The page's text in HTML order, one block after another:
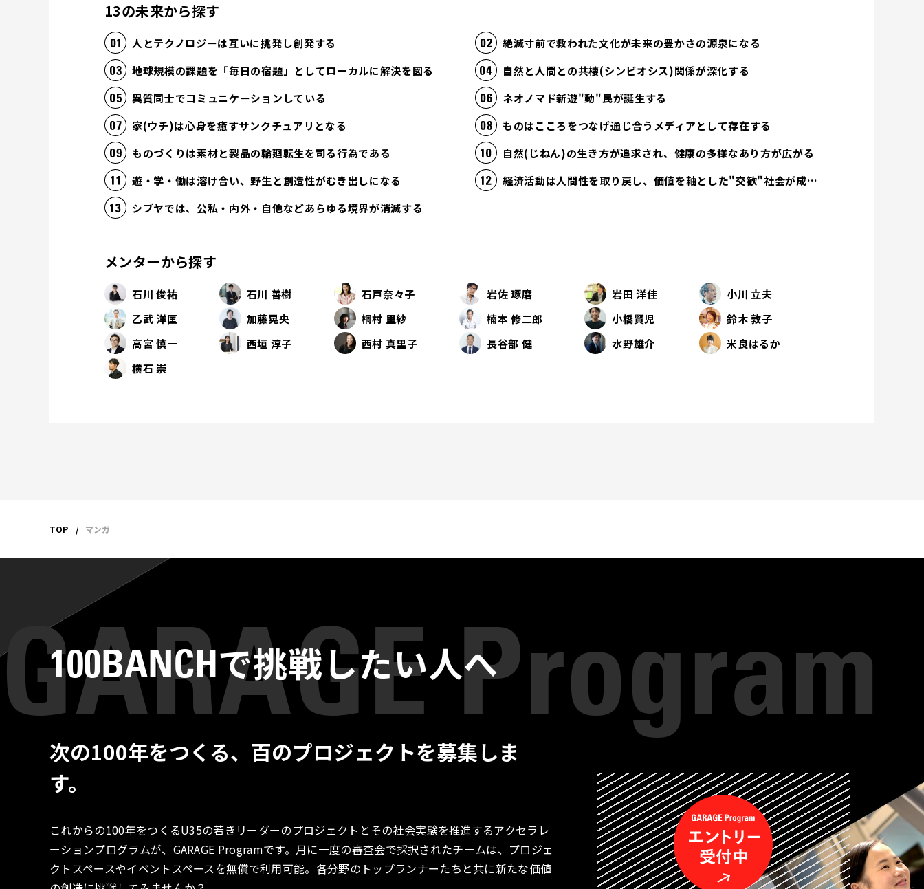
13の未来から探す
人とテクノロジーは互いに挑発し創発する
絶滅寸前で救われた文化が未来の豊かさの源泉になる
地球規模の課題を「毎日の宿題」としてローカルに解決を図る
自然と人間との共棲(シンビオシス)関係が深化する
異質同士でコミュニケーションしている
ネオノマド新遊"動"民が誕生する
家(ウチ)は心身を癒すサンクチュアリとなる
ものはこころをつなげ通じ合うメディアとして存在する
ものづくりは素材と製品の輪廻転生を司る行為である
自然(じねん)の生き方が追求され、健康の多様なあり方が広がる
遊・学・働は溶け合い、野生と創造性がむき出しになる
経済活動は人間性を取り戻し、価値を軸とした"交歓"社会が成立する
シブヤでは、公私・内外・自他などあらゆる境界が消滅する
メンターから探す
石川 俊祐 石川 善樹 石戸奈々子 岩佐 琢磨 岩田 洋佳
小川 立夫
乙武 洋匡
加藤晃央 桐村 里紗 楠本 修二郎 小橋賢児
鈴木 敦子
高宮 慎一
西垣 淳子 西村 真里子 長谷部 健 水野雄介
米良はるか
横石 崇
TOP マンガ
100BANCHで挑戦したい人へ
次の100年をつくる、百のプロジェクトを募集しま
す。
これからの100年をつくるU35の若きリーダーのプロジェクトとその社会実験を推進するアクセラレ
ーションプログラムが、GARAGE Programです。月に一度の審査会で採択されたチームは、プロジェ
クトスペースやイベントスペースを無償で利用可能。各分野のトップランナーたちと共に新たな価値